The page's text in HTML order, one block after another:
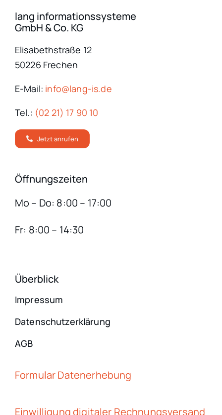
lang informationssysteme
GmbH & Co. KG
Elisabethstraße 12
50226 Frechen
E-Mail: info@lang-is.de
Tel.: (02 21) 17 90 10
Jetzt anrufen
Öffnungszeiten
Mo – Do: 8:00 – 17:00
Fr: 8:00 – 14:30
Überblick
Impressum
Datenschutzerklärung
AGB
Formular Datenerhebung
Einwilligung digitaler Rechnungsversand